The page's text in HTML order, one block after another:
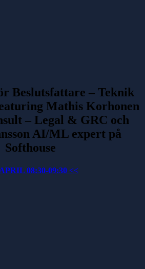
Beslutsfattare – Teknik
Mathis Korhonen
– Legal & GRC och
AI/ML expert på
Softhouse
08:30-09:30 <<